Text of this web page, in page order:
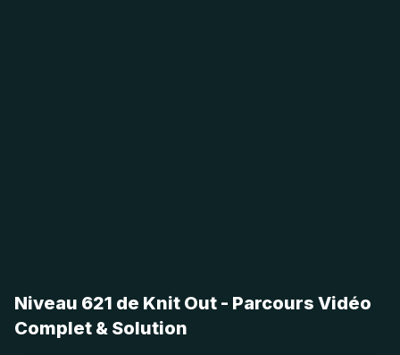
Niveau 621 de Knit Out - Parcours Vidéo
Complet & Solution